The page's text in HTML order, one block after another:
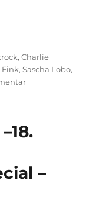
The Big Read“
,Charlie
Fink,Sascha Lobo,
zu
Mai
The
Big–